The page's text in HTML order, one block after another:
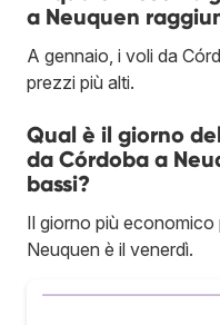
a Neuquen
A gennaio, i voli da
prezzi più alti.
Qual è il giorno
da Córdoba a
bassi?
Il giorno più economico
Neuquen è il venerdì.